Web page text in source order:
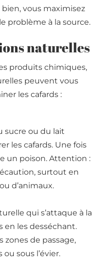
vous maximisez
problème à la source.
naturelles
produits chimiques,
peuvent vous
les cafards :
sucre ou du lait
les cafards. Une fois
un poison. Attention :
surtout en
d’animaux.
qui s’attaque à la
en les desséchant.
zones de passage,
sous l’évier.